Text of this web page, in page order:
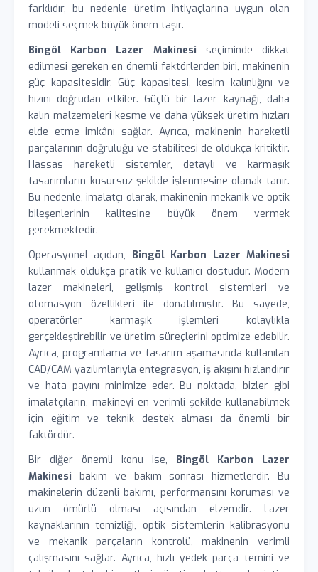
farklıdır, bu nedenle üretim ihtiyaçlarına uygun olan
modeli seçmek büyük önem taşır.
Bingöl Karbon Lazer Makinesi seçiminde dikkat
edilmesi gereken en önemli faktörlerden biri, makinenin
güç kapasitesidir. Güç kapasitesi, kesim kalınlığını ve
hızını doğrudan etkiler. Güçlü bir lazer kaynağı, daha
kalın malzemeleri kesme ve daha yüksek üretim hızları
elde etme imkânı sağlar. Ayrıca, makinenin hareketli
parçalarının doğruluğu ve stabilitesi de oldukça kritiktir.
Hassas hareketli sistemler, detaylı ve karmaşık
tasarımların kusursuz şekilde işlenmesine olanak tanır.
Bu nedenle, imalatçı olarak, makinenin mekanik ve optik
bileşenlerinin kalitesine büyük önem vermek
gerekmektedir.
Operasyonel açıdan, Bingöl Karbon Lazer Makinesi
kullanmak oldukça pratik ve kullanıcı dostudur. Modern
lazer makineleri, gelişmiş kontrol sistemleri ve
otomasyon özellikleri ile donatılmıştır. Bu sayede,
operatörler karmaşık işlemleri kolaylıkla
gerçekleştirebilir ve üretim süreçlerini optimize edebilir.
Ayrıca, programlama ve tasarım aşamasında kullanılan
CAD/CAM yazılımlarıyla entegrasyon, iş akışını hızlandırır
ve hata payını minimize eder. Bu noktada, bizler gibi
imalatçıların, makineyi en verimli şekilde kullanabilmek
için eğitim ve teknik destek alması da önemli bir
faktördür.
Bir diğer önemli konu ise, Bingöl Karbon Lazer
Makinesi bakım ve bakım sonrası hizmetlerdir. Bu
makinelerin düzenli bakımı, performansını koruması ve
uzun ömürlü olması açısından elzemdir. Lazer
kaynaklarının temizliği, optik sistemlerin kalibrasyonu
ve mekanik parçaların kontrolü, makinenin verimli
çalışmasını sağlar. Ayrıca, hızlı yedek parça temini ve